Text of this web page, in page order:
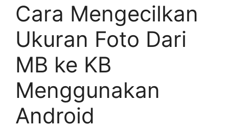
Cara Mengecilkan
Ukuran Foto Dari
MB ke KB
Menggunakan
Android